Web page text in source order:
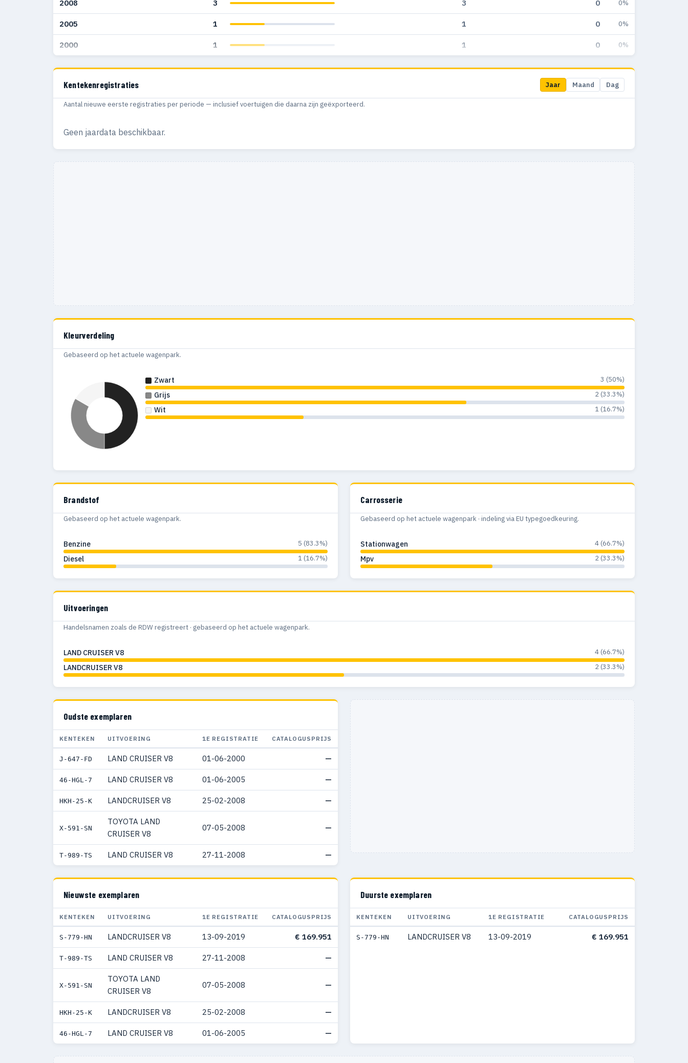
2008 3 3 0 0%
2005 1 1 0 0%
2000 1 1 0 0%
Kentekenregistraties Jaar Maand Dag
Aantal nieuwe eerste registraties per periode — inclusief voertuigen die daarna zijn geëxporteerd.
Geen jaardata beschikbaar.
Kleurverdeling
Gebaseerd op het actuele wagenpark.
Zwart 3 (50%)
Grijs 2 (33.3%)
Wit 1 (16.7%)
Brandstof
Gebaseerd op het actuele wagenpark.
Benzine 5 (83.3%)
Diesel 1 (16.7%)
Carrosserie
Gebaseerd op het actuele wagenpark · indeling via EU typegoedkeuring.
Stationwagen 4 (66.7%)
Mpv 2 (33.3%)
Uitvoeringen
Handelsnamen zoals de RDW registreert · gebaseerd op het actuele wagenpark.
LAND CRUISER V8 4 (66.7%)
LANDCRUISER V8 2 (33.3%)
Oudste exemplaren
KENTEKEN UITVOERING 1E REGISTRATIE CATALOGUSPRIJS
J-647-FD LAND CRUISER V8 01-06-2000 —
46-HGL-7 LAND CRUISER V8 01-06-2005 —
HKH-25-K LANDCRUISER V8 25-02-2008 —
X-591-SN
TOYOTA LAND
CRUISER V8
07-05-2008 —
T-989-TS LAND CRUISER V8 27-11-2008 —
Nieuwste exemplaren
KENTEKEN UITVOERING 1E REGISTRATIE CATALOGUSPRIJS
S-779-HN LANDCRUISER V8 13-09-2019 € 169.951
T-989-TS LAND CRUISER V8 27-11-2008 —
X-591-SN
TOYOTA LAND
CRUISER V8
07-05-2008 —
HKH-25-K LANDCRUISER V8 25-02-2008 —
46-HGL-7 LAND CRUISER V8 01-06-2005 —
Duurste exemplaren
KENTEKEN UITVOERING 1E REGISTRATIE CATALOGUSPRIJS
S-779-HN LANDCRUISER V8 13-09-2019 € 169.951